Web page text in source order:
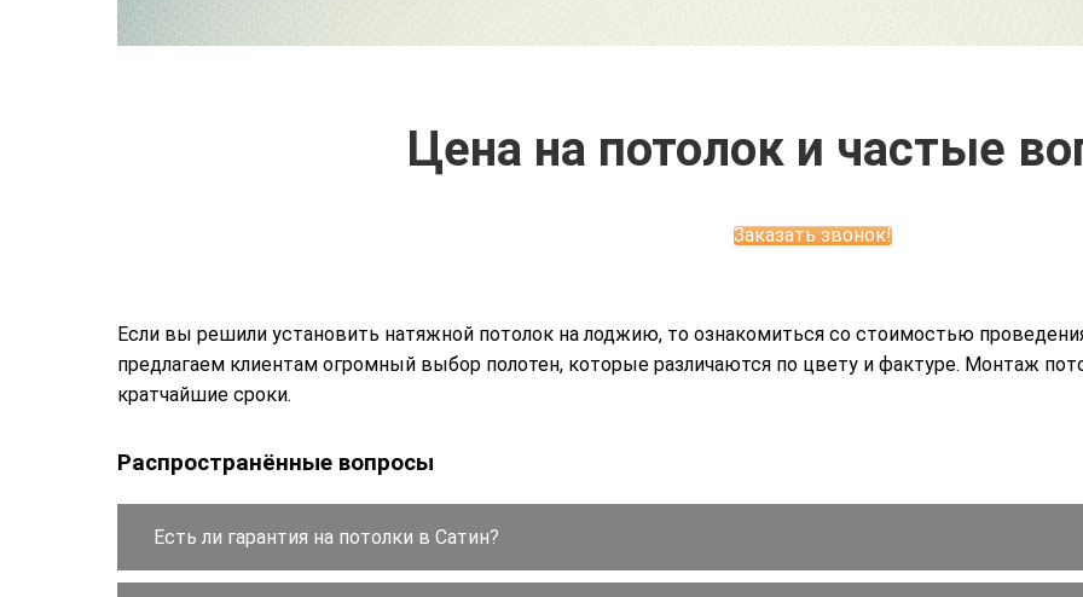
Цена на потолок и частые
Заказать звонок!
Если вы решили установить натяжной потолок на лоджию, то ознакомиться со стоимостью
предлагаем клиентам огромный выбор полотен, которые различаются по цвету и фактуре. Монтаж
кратчайшие сроки.
Распространённые вопросы
Есть ли гарантия на потолки в Сатин?